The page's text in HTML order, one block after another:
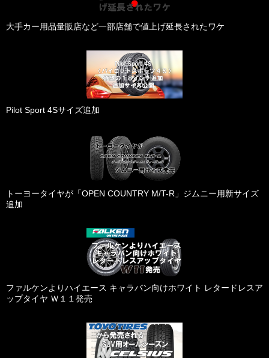
大手カー用品量販店など一部店舗で値上げ延長されたワケ
Pilot Sport 4Sサイズ追加
トーヨータイヤが「OPEN COUNTRY M/T-R」ジムニー用新サイズ
追加
ファルケンよりハイエース キャラバン向けホワイト レタードレスア
ップタイヤ Ｗ１１発売